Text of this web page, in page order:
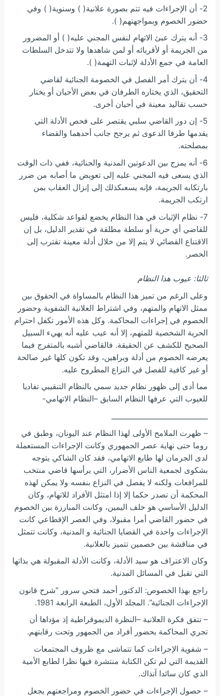
2- أن الإجراءات فيه تتم بصورة علانية( ) وسنوية( ) وفي
حضور الخصوم وبمواجهتهم( ).
3- أنه يترك عبئ الاتهام لنفس المجني عليه( ) أو المضرور
من الجريمة أو لأقربائه أو لمن شاهدها ولا تتدخل السلطات
العامة في جمع الأدلة لإثبات التهمة( ).
4- أن يترك أمر الفصل في الخصومة الجنائية لقاضي
التحقيق، الذي يختاره الطرفان في بعض الأحيان أو يختار
حسب تقاليد معينة في أحيان أخرى.
5- إن دور القاضي سلبي يقتصر على فحص الأدلة التي
يقدمها طرفا الدعوى ثم يرجح جانب أحدهما والقضاء
بمصلحته.
6- أنه يمزج بين الدعوتين المدنية والجنائية، ففي ذات الوقت
الذي يسعى فيه المجني عليه إلى تعويض ما أصابه من ضرر
بارتكابه الجريمة، فإنه يسعىكذلك إلى إنزال العقاب بمن
ارتكب الجريمة.
7- نظام الإثبات في هذا النظام يخضع لقواعد شكلية، فليس
للقاضي أي حرية أو سلطة مطلقة في تقدير الدليل، بل إن
الاقتناع القضائي لا يتم إلا من خلال أدلة معينة تقترب إلى
الحصر.
ثالثا: عيوب هذا النظام
وعلى الرغم من تميز هذا النظام بالمساواة في الحقوق بين
ممثل الاتهام والمتهم، وفي اشتراط العلانية الشفوية وحضور
الخصوم في إجراءات المحاكمة. وكل هذه الأمور تكفل احترام
الحرية الشخصية للمتهم، إلا أنه عيب عليه أنه يهيء السبيل
الصحيح للكشف عن الحقيقة. فالقاضي أشبه بالمتفرج فيما
يعرضه الخصوم من أدلة وبراهين، وقد تكون كلها غير صالحة
أو غير كافية للفصل في النزاع المطروح عليه.
مما أدى إلى ظهور نظام جديد سمي بالنظام التنقيبي تفاديا
للعيوب التي عرفها النظام السابق –النظام الاتهامي-
– ظهرت الملامح الأولى لهذا النظام عند اليونان، وطبق في
روما حتى نهاية عصر الجمهوري وكانت الإجراءات المستعملة
لدى الجرمان لها طابع الاتهامي، فقد كان الشاكي يتوجه
بشكوى لجمعية الناس الأضرار، التي يرأسها قاضي منتخب
للمرافعات ولكنه لا يفصل في النزاع بنفسه ولا يمكن لهذه
المحكمة أن تصدر حكما إلا إذا امتثل الأفراد للاتهام، وكان
الدليل الأساسي هو خلف اليمين، وكانت المبارزة بين الخصوم
في حضور القاضي أمرا مقبولا، وفي العصر الإقطاعي كانت
الإجراءات واحدة في القضايا الجنائية و المدنية، وكانت تتمثل
في مناقشة بين خصمين تتميز بالعلانية.
وكان الاعتراف هو سيد الأدلة، وكانت الأدلة المقبولة هي بذاتها
التي تقبل في المسائل المدنية.
راجع بهذا الخصوص: الدكتور أحمد فتحي سرور “شرح قانون
الإجراءات الجنائية”. المجلد الأول، الطبعة الرابعة 1981.
– تتفق فكرة العلانية –النظرة الديموقراطية إذ مؤداها أن
تجري المحاكمة بحضور أفراد من الجمهور وتحت رقابتهم.
– شفوية الإجراءات كما تتماشى مع ظروف المجتمعات
القديمة التي لم تكن الكتابة منتشرة فيها نظرا لطابع الأمية
الذي كان سائدا آنذاك.
– حصول الإجراءات في حضور الخصوم ومراجعتهم يجعل